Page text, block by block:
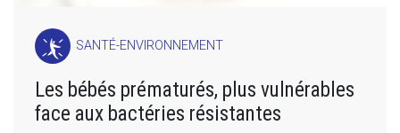
SANTÉ-ENVIRONNEMENT
Les bébés prématurés, plus vulnérables
face aux bactéries résistantes